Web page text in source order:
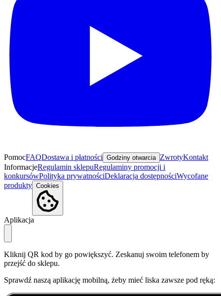
PomocFAQDostawa i płatności Godziny otwarcia ZwrotyKontakt
InformacjeRegulamin sklepuRegulaminy promocji i
konkursówPolityka prywatnościDeklaracja dostępnościWycofane
produkty Cookies
Aplikacja
Kliknij QR kod by go powiększyć. Zeskanuj swoim telefonem by
przejść do sklepu.
Sprawdź naszą aplikację mobilną, żeby mieć liska zawsze pod ręką: